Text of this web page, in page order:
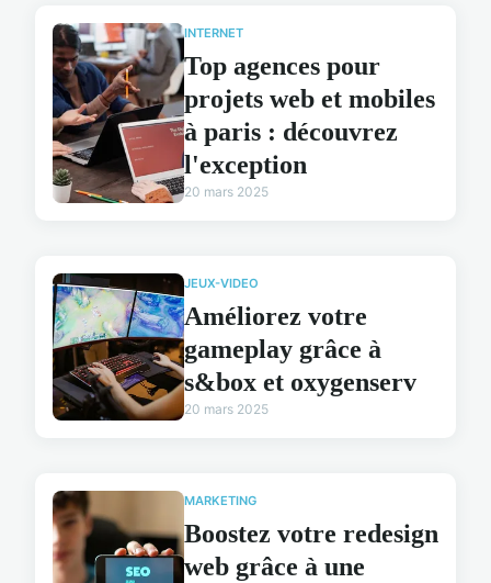
INTERNET
Top agences pour
projets web et mobiles
à paris : découvrez
l'exception
20 mars 2025
JEUX-VIDEO
Améliorez votre
gameplay grâce à
s&box et oxygenserv
20 mars 2025
MARKETING
Boostez votre redesign
web grâce à une